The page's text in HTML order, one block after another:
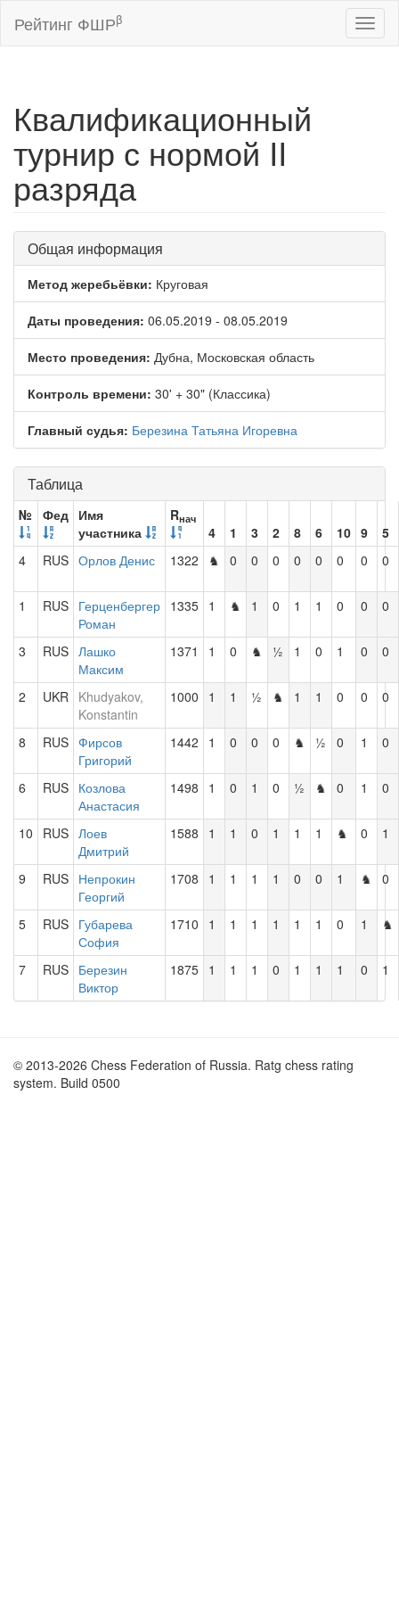
Рейтинг ФШРβ
Квалификационный
турнир с нормой II
разряда
Общая информация
Метод жеребьёвки: Круговая
Даты проведения: 06.05.2019 - 08.05.2019
Место проведения: Дубна, Московская область
Контроль времени: 30' + 30" (Классика)
Главный судья: Березина Татьяна Игоревна
Таблица
№ Фед Имя
участника
Rнач
4 1 3 2 8 6 10 9
5
4
RUS Орлов Денис 1322 ♞ 0 0 0 0 0 0 0 0
1 RUS Герценбергер
Роман
1335 1 ♞ 1 0 1 1 0 0 0
3 RUS Лашко
Максим
1371 1 0 ♞ ½ 1 0 1 0 0
2 UKR Khudyakov,
Konstantin
1000 1 1 ½ ♞ 1 1 0 0 0
8 RUS Фирсов
Григорий
1442 1 0 0 0 ♞ ½ 0 1 0
6 RUS Козлова
Анастасия
1498 1 0 1 0 ½ ♞ 0 1 0
10 RUS Лоев
Дмитрий
1588 1 1 0 1 1 1 ♞ 0 1
9 RUS Непрокин
Георгий
1708 1 1 1 1 0 0 1 ♞ 0
5 RUS Губарева
София
1710 1 1 1 1 1 1 0 1 ♞
7 RUS Березин
Виктор
1875 1 1 1 0 1 1 1 0 1
© 2013-2026 Chess Federation of Russia. Ratg chess rating
system. Build 0500